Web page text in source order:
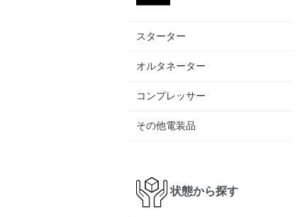
スターター
オルタネーター
コンプレッサー
その他電装品
状態から探す